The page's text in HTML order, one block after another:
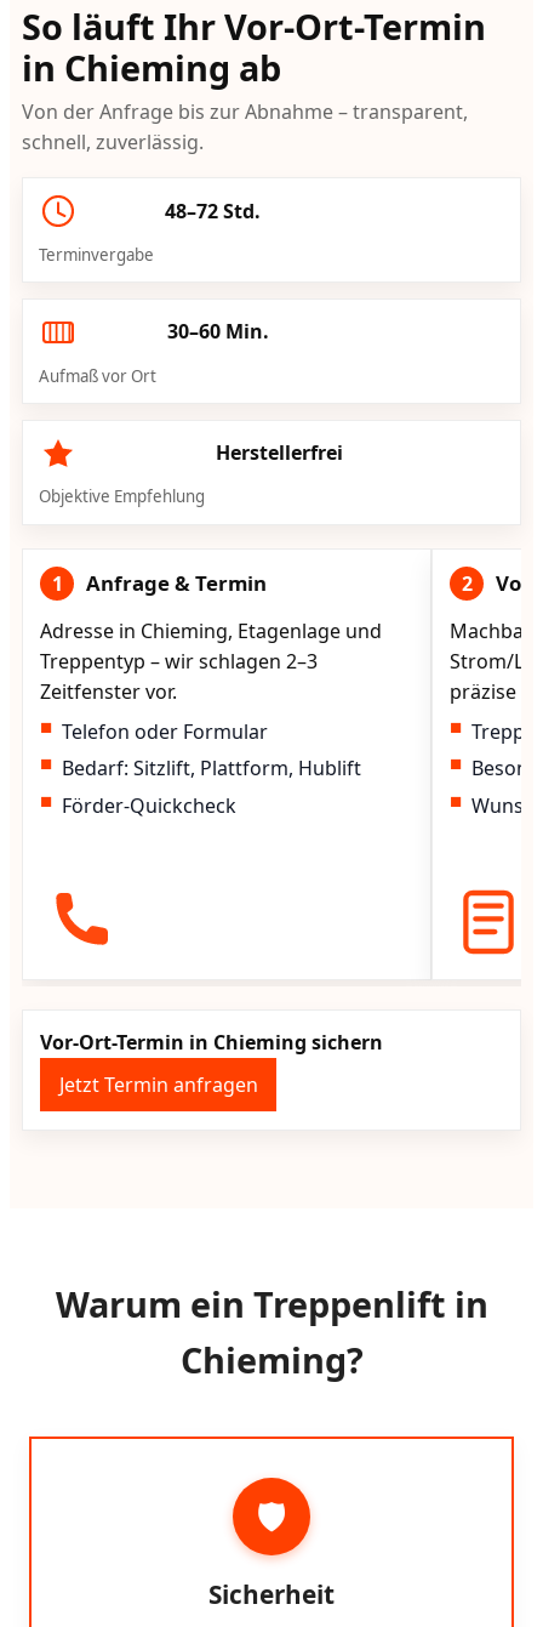
So läuft Ihr Vor-Ort-Termin
in Chieming ab
Von der Anfrage bis zur Abnahme – transparent,
schnell, zuverlässig.
48–72 Std.
Terminvergabe
30–60 Min.
Aufmaß vor Ort
Herstellerfrei
Objektive Empfehlung
1 Anfrage & Termin
Adresse in Chieming, Etagenlage und
Treppentyp – wir schlagen 2–3
Zeitfenster vor.
Telefon oder Formular
Bedarf: Sitzlift, Plattform, Hublift
Förder-Quickcheck
2
Strom/
präzise
Vor-Ort-Termin in Chieming sichern
Jetzt Termin anfragen
Warum ein Treppenlift in
Chieming?
🛡️
Sicherheit